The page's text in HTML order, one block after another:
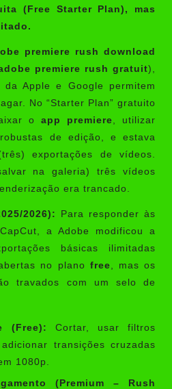
(Free Starter Plan), mas
premiere rush download
premiere rush gratuit),
Apple e Google permitem
No “Starter Plan” gratuito
o app premiere, utilizar
de edição, e estava
exportações de vídeos.
na galeria) três vídeos
era trancado.
2026):
Para responder às
a Adobe modificou a
básicas ilimitadas
no plano free, mas os
travados com um selo de
(Free):
Cortar, usar filtros
transições cruzadas
1080p.
(Premium – Rush